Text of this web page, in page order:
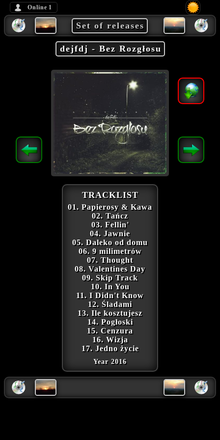
Online 1
Set of releases
dejfdj - Bez Rozgłosu
TRACKLIST
01. Papierosy & Kawa
02. Tańcz
03. Fellin'
04. Jawnie
05. Daleko od domu
06. 9 milimetrów
07. Thought
08. Valentines Day
09. Skip Track
10. In You
11. I Didn't Know
12. Śladami
13. Ile kosztujesz
14. Pogłoski
15. Cenzura
16. Wizja
17. Jedno życie
Year 2016